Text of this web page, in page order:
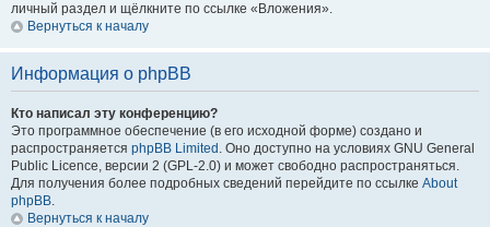
личный раздел и щёлкните по ссылке «Вложения».
Вернуться к началу
Информация о phpBB
Кто написал эту конференцию?
Это программное обеспечение (в его исходной форме) создано и
распространяется phpBB Limited . Оно доступно на условиях GNU General
Public Licence, версии 2 (GPL-2.0) и может свободно распространяться.
Для получения более подробных сведений перейдите по ссылке About
phpBB.
Вернуться к началу